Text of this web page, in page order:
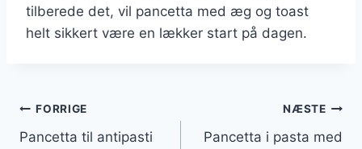
tilberede det, vil pancetta med æg og toast
helt sikkert være en lækker start på dagen.
Indlægsnavigation
FORRIGE
Pancetta til antipasti
NÆSTE
Pancetta i pasta med